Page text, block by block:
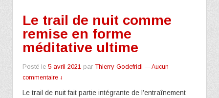
Le trail de nuit comme
remise en forme
méditative ultime
Posté le 5 avril 2021 par Thierry Godefridi —Aucun
commentaire ↓
Le trail de nuit fait partie intégrante de l’entraînement